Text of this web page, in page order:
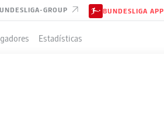
GROUP BUNDESLIGA APP
Estadísticas